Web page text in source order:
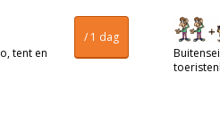
/ 1 dag
tent en